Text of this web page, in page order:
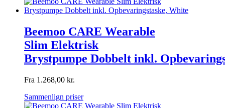
Beemoo CARE Wearable
Slim Elektrisk
Brystpumpe Dobbelt inkl.
Fra 1.268,00 kr.
Sammenlign priser